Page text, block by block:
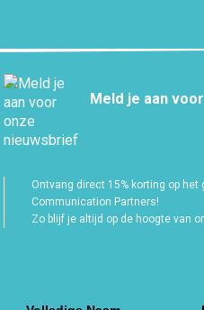
Meld je aan
Ontvang direct 15% korting op
Communication Partners!
Zo blijf je altijd op de hoogte van